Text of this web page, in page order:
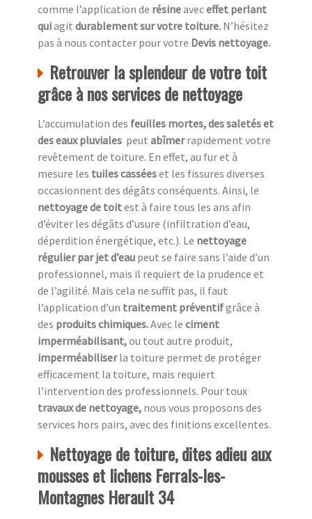
comme l’application de résineaveceffet perlant
quiagit durablement sur votre toiture. N’hésitez
pas à nous contacter pour votre Devis nettoyage.
Retrouver la splendeur de votre toit
grâce à nos services de nettoyage
L’accumulation des feuilles mortes, des saletés et
des eaux pluviales peut abîmerrapidement votre
revêtement de toiture. En effet, au fur et à
mesure les tuiles casséeset les fissures diverses
occasionnent des dégâts conséquents. Ainsi, le
nettoyage de toitest à faire tous les ans afin
d’éviter les dégâts d’usure (infiltration d’eau,
déperdition énergétique, etc.). Le nettoyage
régulier par jet d’eau peut se faire sans l’aide d’un
professionnel, mais il requiert de la prudence et
de l’agilité. Mais cela ne suffit pas, il faut
l’application d’un traitement préventifgrâce à
des produits chimiques.Avec le ciment
imperméabilisant,ou tout autre produit,
imperméabiliserla toiture permet de protéger
efficacement la toiture, mais requiert
l’intervention des professionnels. Pour toux
travaux de nettoyage, nous vous proposons des
services hors pairs, avec des finitions excellentes.
Nettoyage de toiture, dites adieu aux
mousses et lichens Ferrals-les-
Montagnes Herault 34